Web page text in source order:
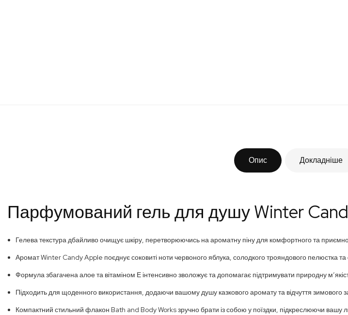
Опис
Парфумований гель для душу Winter
Гелева текстура дбайливо очищує шкіру, перетворюючись на ароматну піну для комфортного та
Аромат Winter Candy Apple поєднує соковиті ноти червоного яблука, солодкого трояндового пелюстка
Формула збагачена алое та вітаміном Е інтенсивно зволожує та допомагає підтримувати природну
Підходить для щоденного використання, додаючи вашому душу казкового аромату та відчуття зимового
Компактний стильний флакон Bath and Body Works зручно брати із собою у поїздки, підкреслюючи вашу
Докладніше